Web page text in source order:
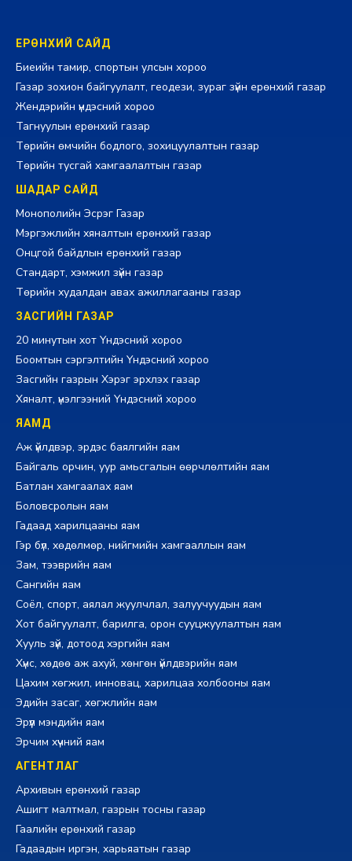
ЕРӨНХИЙ САЙД
Биеийн тамир, спортын улсын хороо
Газар зохион байгуулалт, геодези, зураг зүйн ерөнхий газар
Жендэрийн үндэсний хороо
Тагнуулын ерөнхий газар
Төрийн өмчийн бодлого, зохицуулалтын газар
Төрийн тусгай хамгаалалтын газар
ШАДАР САЙД
Монополийн Эсрэг Газар
Мэргэжлийн хяналтын ерөнхий газар
Онцгой байдлын ерөнхий газар
Стандарт, хэмжил зүйн газар
Төрийн худалдан авах ажиллагааны газар
ЗАСГИЙН ГАЗАР
20 минутын хот Үндэсний хороо
Боомтын сэргэлтийн Үндэсний хороо
Засгийн газрын Хэрэг эрхлэх газар
Хяналт, үнэлгээний Үндэсний хороо
ЯАМД
Аж үйлдвэр, эрдэс баялгийн яам
Байгаль орчин, уур амьсгалын өөрчлөлтийн яам
Батлан хамгаалах яам
Боловсролын яам
Гадаад харилцааны яам
Гэр бүл, хөдөлмөр, нийгмийн хамгааллын яам
Зам, тээврийн яам
Сангийн яам
Соёл, спорт, аялал жуулчлал, залуучуудын яам
Хот байгуулалт, барилга, орон сууцжуулалтын яам
Хууль зүй, дотоод хэргийн яам
Хүнс, хөдөө аж ахуй, хөнгөн үйлдвэрийн яам
Цахим хөгжил, инновац, харилцаа холбооны яам
Эдийн засаг, хөгжлийн яам
Эрүүл мэндийн яам
Эрчим хүчний яам
АГЕНТЛАГ
Архивын ерөнхий газар
Ашигт малтмал, газрын тосны газар
Гаалийн ерөнхий газар
Гадаадын иргэн, харьяатын газар